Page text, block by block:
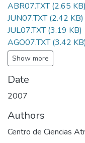
ABR07.TXT(2.65 KB)
JUN07.TXT(2.42 KB)
JUL07.TXT(3.19 KB)
AGO07.TXT(3.42 KB)
Show more
Date
2007
Authors
Centro de Ciencias